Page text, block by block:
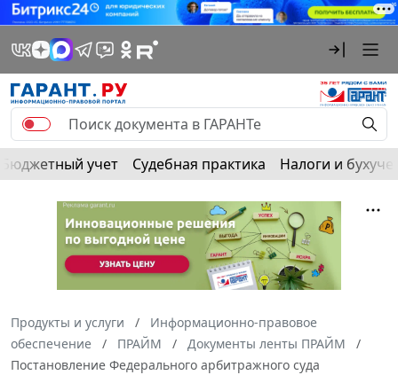
Бюджетный учет Судебная практика Налоги и
Продукты и услуги
Информационно-правовое
обеспечение
ПРАЙМ
Документы ленты ПРАЙМ
Постановление Федерального арбитражного суда